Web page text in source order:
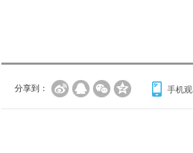
分享到： 手机